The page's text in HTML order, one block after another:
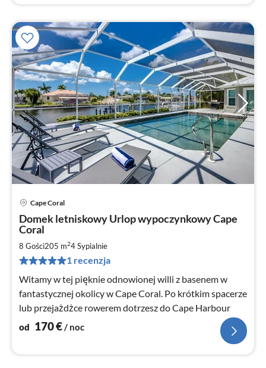
Cape Coral
Domek letniskowy Urlop wypoczynkowy Cape
Coral
8 Gości205 m24Sypialnie
1 recenzja
Witamy w tej pięknie odnowionej willi z basenem w
fantastycznej okolicy w Cape Coral. Po krótkim spacerze
lub przejażdżce rowerem dotrzesz do Cape Harbour
od 170€/ noc